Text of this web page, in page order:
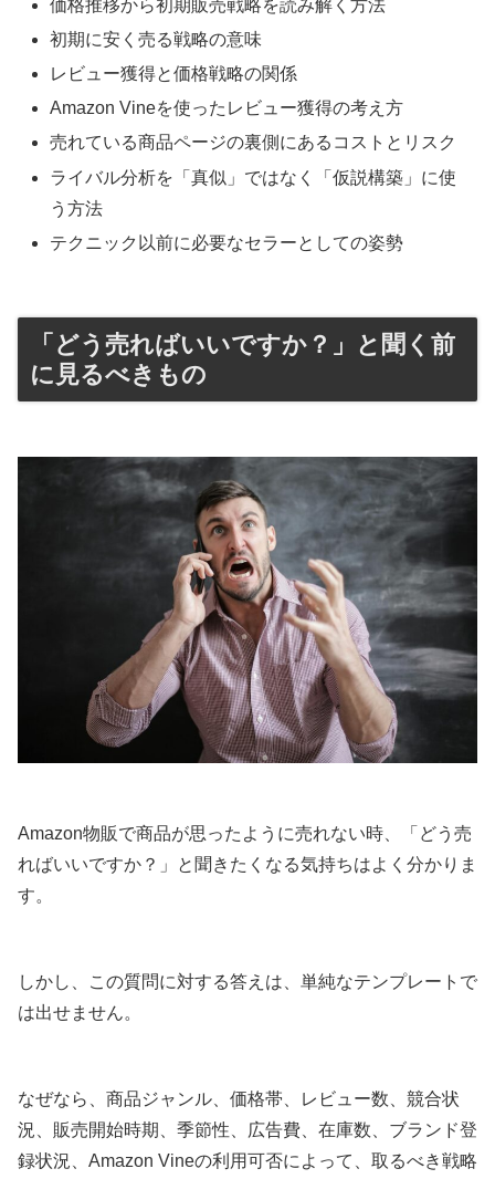
価格推移から初期販売戦略を読み解く方法
初期に安く売る戦略の意味
レビュー獲得と価格戦略の関係
Amazon Vineを使ったレビュー獲得の考え方
売れている商品ページの裏側にあるコストとリスク
ライバル分析を「真似」ではなく「仮説構築」に使
う方法
テクニック以前に必要なセラーとしての姿勢
「どう売ればいいですか？」と聞く前
に見るべきもの
Amazon物販で商品が思ったように売れない時、「どう売
ればいいですか？」と聞きたくなる気持ちはよく分かりま
す。
しかし、この質問に対する答えは、単純なテンプレートで
は出せません。
なぜなら、商品ジャンル、価格帯、レビュー数、競合状
況、販売開始時期、季節性、広告費、在庫数、ブランド登
録状況、Amazon Vineの利用可否によって、取るべき戦略